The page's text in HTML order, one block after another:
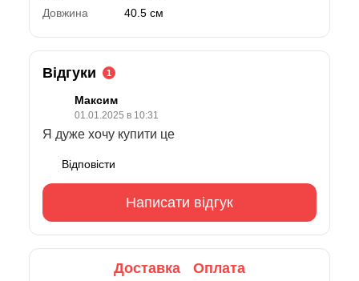
Довжина
40.5 см
Відгуки 1
Максим
01.01.2025 в 10:31
Я дуже хочу купити це
Відповісти
Написати відгук
Доставка Оплата